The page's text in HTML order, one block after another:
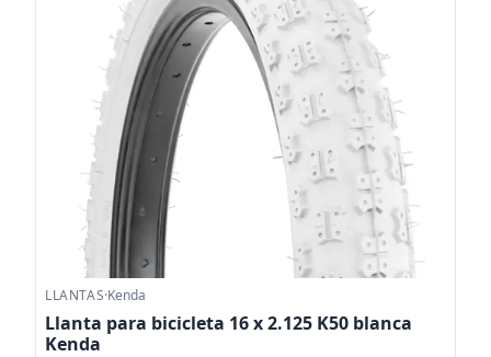
LLANTAS·Kenda
Llanta para bicicleta 16 x 2.125 K50 blanca
Kenda